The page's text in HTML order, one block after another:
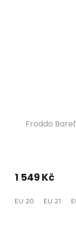
Froddo
1 549 Kč
EU 20 EU 21